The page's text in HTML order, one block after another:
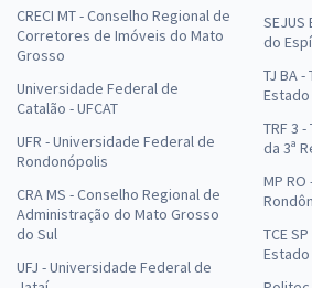
CRECI MT - Conselho Regional de
Corretores de Imóveis do Mato
Grosso
Universidade Federal de
Catalão - UFCAT
UFR - Universidade Federal de
Rondonópolis
CRA MS - Conselho Regional de
Administração do Mato Grosso
do Sul
UFJ - Universidade Federal de
do
TJ BA
Estado
TRF 3
da 3ª
MP
TCE
Estado